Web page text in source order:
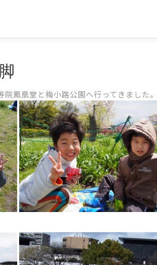
鳳凰堂と梅小路公園へ行ってきました。